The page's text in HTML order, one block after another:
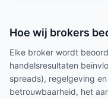
Hoe wij brokers
Elke broker wordt
handelsresultaten
spreads), regelgeving
betrouwbaarheid, het